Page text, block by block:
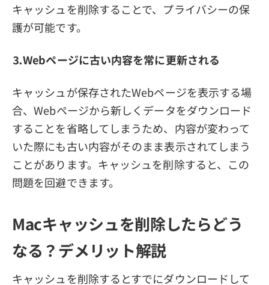
キャッシュを削除することで、プライバシーの保
護が可能です。
⒊Webページに古い内容を常に更新される
キャッシュが保存されたWebページを表示する場
合、Webページから新しくデータをダウンロード
することを省略してしまうため、内容が変わって
いた際にも古い内容がそのまま表示されてしまう
ことがあります。キャッシュを削除すると、この
問題を回避できます。
Macキャッシュを削除したらどう
なる？デメリット解説
キャッシュを削除するとすでにダウンロードして